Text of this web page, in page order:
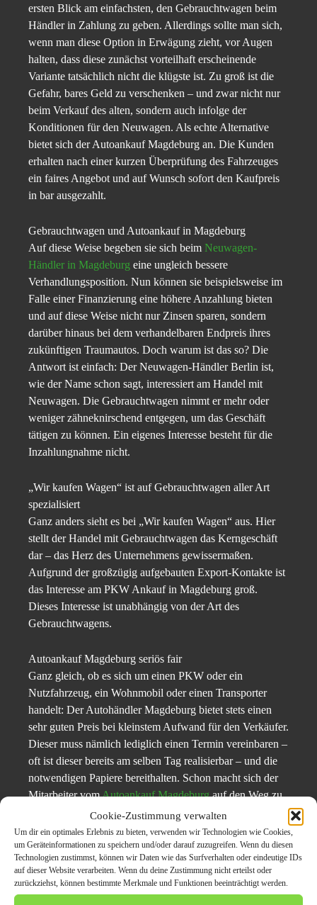
Cookie-Zustimmung verwalten
Um dir ein optimales Erlebnis zu bieten, verwenden wir Technologien wie Cookies,
um Geräteinformationen zu speichern und/oder darauf zuzugreifen. Wenn du diesen
Technologien zustimmst, können wir Daten wie das Surfverhalten oder eindeutige IDs
auf dieser Website verarbeiten. Wenn du deine Zustimmung nicht erteilst oder
zurückziehst, können bestimmte Merkmale und Funktionen beeinträchtigt werden.
ersten Blick am einfachsten, den Gebrauchtwagen beim
Händler in Zahlung zu geben. Allerdings sollte man sich,
wenn man diese Option in Erwägung zieht, vor Augen
halten, dass diese zunächst vorteilhaft erscheinende
Variante tatsächlich nicht die klügste ist. Zu groß ist die
Gefahr, bares Geld zu verschenken – und zwar nicht nur
beim Verkauf des alten, sondern auch infolge der
Konditionen für den Neuwagen. Als echte Alternative
bietet sich der Autoankauf Magdeburg an. Die Kunden
erhalten nach einer kurzen Überprüfung des Fahrzeuges
ein faires Angebot und auf Wunsch sofort den Kaufpreis
in bar ausgezahlt.
Gebrauchtwagen und Autoankauf in Magdeburg
Auf diese Weise begeben sie sich beim Neuwagen-
Händler in Magdeburg eine ungleich bessere
Verhandlungsposition. Nun können sie beispielsweise im
Falle einer Finanzierung eine höhere Anzahlung bieten
und auf diese Weise nicht nur Zinsen sparen, sondern
darüber hinaus bei dem verhandelbaren Endpreis ihres
zukünftigen Traumautos. Doch warum ist das so? Die
Antwort ist einfach: Der Neuwagen-Händler Berlin ist,
wie der Name schon sagt, interessiert am Handel mit
Neuwagen. Die Gebrauchtwagen nimmt er mehr oder
weniger zähneknirschend entgegen, um das Geschäft
tätigen zu können. Ein eigenes Interesse besteht für die
Inzahlungnahme nicht.
„Wir kaufen Wagen“ ist auf Gebrauchtwagen aller Art
spezialisiert
Ganz anders sieht es bei „Wir kaufen Wagen“ aus. Hier
stellt der Handel mit Gebrauchtwagen das Kerngeschäft
dar – das Herz des Unternehmens gewissermaßen.
Aufgrund der großzügig aufgebauten Export-Kontakte ist
das Interesse am PKW Ankauf in Magdeburg groß.
Dieses Interesse ist unabhängig von der Art des
Gebrauchtwagens.
Autoankauf Magdeburg seriös fair
Ganz gleich, ob es sich um einen PKW oder ein
Nutzfahrzeug, ein Wohnmobil oder einen Transporter
handelt: Der Autohändler Magdeburg bietet stets einen
sehr guten Preis bei kleinstem Aufwand für den Verkäufer.
Dieser muss nämlich lediglich einen Termin vereinbaren –
oft ist dieser bereits am selben Tag realisierbar – und die
notwendigen Papiere bereithalten. Schon macht sich der
Mitarbeiter vomAutoankauf Magdeburgauf den Weg zu
ihm. Die halbe Stunde, die für die Abwicklung des PKW
Ankaufs insgesamt benötigt wird, steht den
entsprechenden Verhandlungen beim Neuwagen-Händler
in Hinblick auf den Komfort in nichts nach und bringt
dem Kunden am Ende des Tages bares Geld.